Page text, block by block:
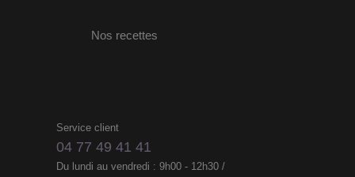
Nos recettes
Service client
04 77 49 41 41
Du lundi au vendredi : 9h00 - 12h30 /